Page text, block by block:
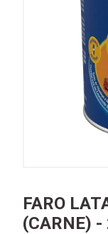
FARO
(CARNE) -